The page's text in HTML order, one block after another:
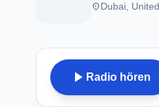
placeDubai,
play_arrow Radio hören